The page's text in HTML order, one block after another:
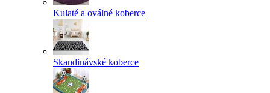
Kulaté a oválné koberce
Skandinávské koberce